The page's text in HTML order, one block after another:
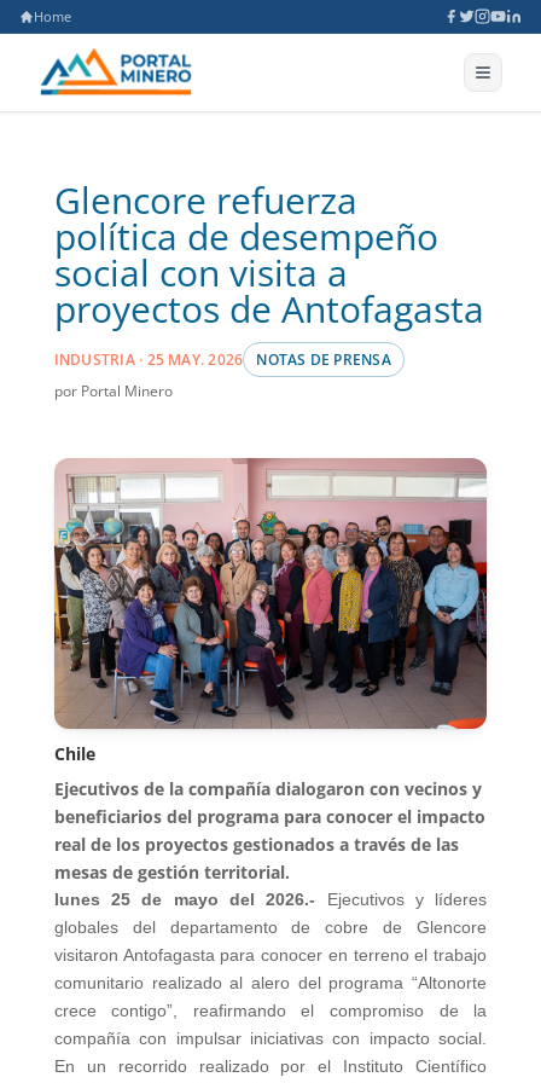
Home
Glencore refuerza
política de desempeño
social con visita a
proyectos de Antofagasta
INDUSTRIA · 25 MAY. 2026 NOTAS DE PRENSA
por Portal Minero
Chile
Ejecutivos de la compañía dialogaron con vecinos y
beneficiarios del programa para conocer el impacto
real de los proyectos gestionados a través de las
mesas de gestión territorial.
lunes 25 de mayo del 2026.- Ejecutivos y líderes
globales del departamento de cobre de Glencore
visitaron Antofagasta para conocer en terreno el trabajo
comunitario realizado al alero del programa “Altonorte
crece contigo”, reafirmando el compromiso de la
compañía con impulsar iniciativas con impacto social.
En un recorrido realizado por el Instituto Científico